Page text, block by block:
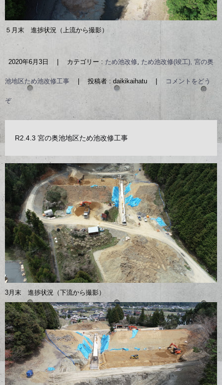
５月末 進捗状況（上流から撮影）
2020年6月3日 カテゴリー : ため池改修, ため池改修(竣工), 宮の奥
池地区ため池改修工事 投稿者 : daikikaihatu コメントをどう
ぞ
R2.4.3 宮の奥池地区ため池改修工事
3月末 進捗状況（下流から撮影）